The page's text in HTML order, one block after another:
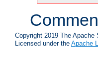
Copyright 2019 The Apache
Licensed under the Apache